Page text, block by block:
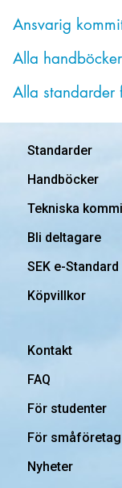
Ansvarig
Alla
Alla standarder
Standarder
Handböcker
Tekniska
Bli deltagare
SEK e-Standard
Köpvillkor
Kontakt
FAQ
För studenter
För småföretag
Nyheter